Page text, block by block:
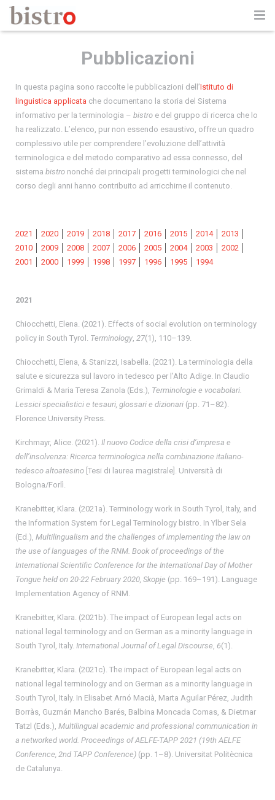
Partner
Pubblicazioni
News
Contatti
Pubblicazioni
In questa pagina sono raccolte le pubblicazioni dell’Istituto di
linguistica applicata che documentano la storia del Sistema
informativo per la terminologia – bistro e del gruppo di ricerca che lo
ha realizzato. L’elenco, pur non essendo esaustivo, offre un quadro
complessivo utile per comprendere l’evoluzione dell’attività
terminologica e del metodo comparativo ad essa connesso, del
sistema bistro nonché dei principali progetti terminologici che nel
corso degli anni hanno contribuito ad arricchirne il contenuto.
2021 2020 2019 2018 2017 2016 2015 2014│ 2013
2010
2009 2008 2007 2006 2005 2004│ 2003 2002
2001
2000 1999 1998 1997 1996 1995 1994
2021
Chiocchetti, Elena. (2021). Effects of social evolution on terminology
policy in South Tyrol. Terminology, 27(1), 110–139.
Chiocchetti, Elena, & Stanizzi, Isabella. (2021). La terminologia della
salute e sicurezza sul lavoro in tedesco per l’Alto Adige. In Claudio
Grimaldi & Maria Teresa Zanola (Eds.), Terminologie e vocabolari.
Lessici specialistici e tesauri, glossari e dizionari (pp. 71–82).
Florence University Press.
Kirchmayr, Alice. (2021). Il nuovo Codice della crisi d’impresa e
dell’insolvenza: Ricerca terminologica nella combinazione italiano-
tedesco altoatesino [Tesi di laurea magistrale]. Università di
Bologna/Forlì.
Kranebitter, Klara. (2021a). Terminology work in South Tyrol, Italy, and
the Information System for Legal Terminology bistro. In Ylber Sela
(Ed.), Multilingualism and the challenges of implementing the law on
the use of languages of the RNM. Book of proceedings of the
International Scientific Conference for the International Day of Mother
Tongue held on 20-22 February 2020, Skopje (pp. 169–191). Language
Implementation Agency of RNM.
Kranebitter, Klara. (2021b). The impact of European legal acts on
national legal terminology and on German as a minority language in
South Tyrol, Italy. International Journal of Legal Discourse, 6(1).
Kranebitter, Klara. (2021c). The impact of European legal acts on
national legal terminology and on German as a minority language in
South Tyrol, Italy. In Elisabet Arnó Macià, Marta Aguilar Pérez, Judith
Borràs, Guzmán Mancho Barés, Balbina Moncada Comas, & Dietmar
Tatzl (Eds.), Multilingual academic and professional communication in
a networked world. Proceedings of AELFE-TAPP 2021 (19th AELFE
Conference, 2nd TAPP Conference) (pp. 1–8). Universitat Politècnica
de Catalunya.